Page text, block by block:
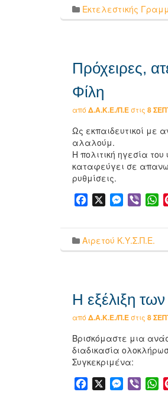
Εκτελεστικής
Πρόχειρες,
Φίλη
από Δ.Α.Κ.Ε./Π.Εστις 8
Ως εκπαιδευτικοί με
αλαλούμ.
Η πολιτική ηγεσία
καταφεύγει σε
ρυθμίσεις.
Facebook Viber
Αιρετού Κ.Υ.Σ.Π.Ε.
Η εξέλιξη
από Δ.Α.Κ.Ε./Π.Εστις 8
Βρισκόμαστε μια
διαδικασία
Συγκεκριμένα:
Facebook Viber